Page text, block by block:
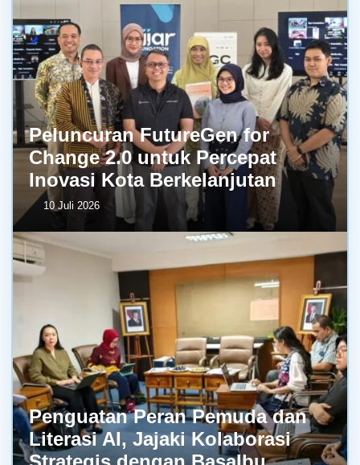
Peluncuran FutureGen for
Change 2.0 untuk Percepat
Inovasi Kota Berkelanjutan
10 Juli 2026
Penguatan Peran Pemuda dan
Literasi AI, Jajaki Kolaborasi